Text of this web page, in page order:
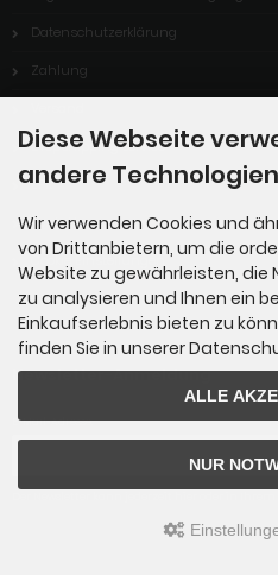
Datenschutzerklärung
Zahlung
Dropshipping Service
EPR
Kontakt
Cookie Einstellungen
Newsletter-Anmeldung
E-Mail-Adresse:
Diese Webseite
andere Technologien
Wir verwenden Cookies und
von Drittanbietern, um die
Website zu gewährleisten, die
zu analysieren und Ihnen ein
Einkaufserlebnis bieten zu
finden Sie in unserer
ALLE
NUR